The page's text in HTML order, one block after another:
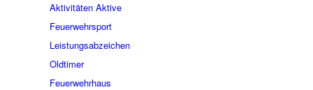
Aktivitäten Aktive
Feuerwehrsport
Leistungsabzeichen
Oldtimer
Feuerwehrhaus